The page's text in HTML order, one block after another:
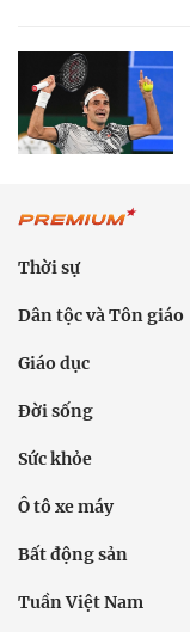
Thời sự
Dân tộc và Tôn giáo
Giáo dục
Đời sống
Sức khỏe
Ô tô xe máy
Bất động sản
Tuần Việt Nam